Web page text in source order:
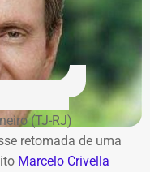
para consulta
TSE.
(TJ-RJ)
retomada de uma
Marcelo Crivella